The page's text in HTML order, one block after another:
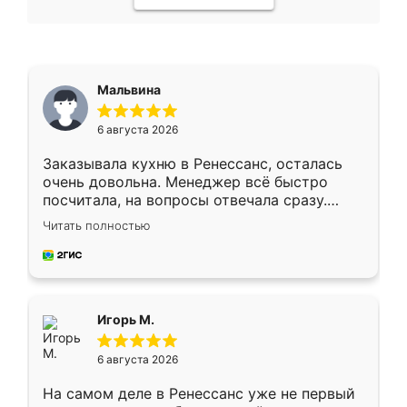
Мальвина
6 августа 2026
Заказывала кухню в Ренессанс, осталась
очень довольна. Менеджер всё быстро
посчитала, на вопросы отвечала сразу.
Замерщик приехал в субботу, подошёл к
делу со всей ответственностью. Собрали
за день, ребята работали аккуратно, даже
Читать полностью
Игорь М.
6 августа 2026
На самом деле в Ренессанс уже не первый